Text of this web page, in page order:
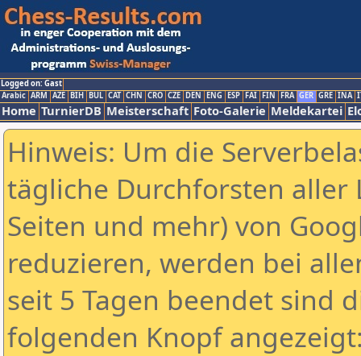
Logged on: Gast
Arabic ARM AZE BIH BUL CAT CHN CRO CZE DEN ENG ESP FAI FIN FRA GER GRE INA
Home TurnierDB Meisterschaft Foto-Galerie Meldekartei
Hinweis: Um die
tägliche Durchforsten aller
Seiten und mehr) von
reduzieren, werden bei
seit 5 Tagen beendet sind
folgenden Knopf